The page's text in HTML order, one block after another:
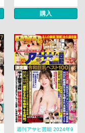
購入
週刊アサヒ芸能 2024年9